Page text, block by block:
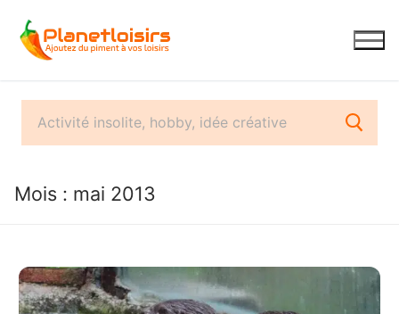
contenu
Mois : mai 2013